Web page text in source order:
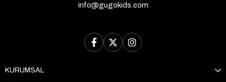
info@gugokids.com
KURUMSAL